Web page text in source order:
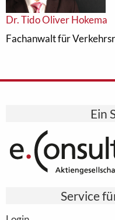
Dr. Tido Oliver Hokema
Fachanwalt für
Ein
Service